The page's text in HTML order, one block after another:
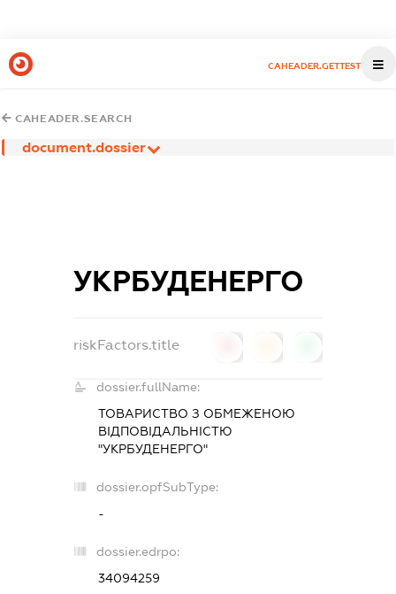
CAHEADER.GETTEST
CAHEADER.SEARCH
document.dossier
УКРБУДЕНЕРГО
riskFactors.title
dossier.fullName:
ТОВАРИСТВО З ОБМЕЖЕНОЮ
ВІДПОВІДАЛЬНІСТЮ
"УКРБУДЕНЕРГО"
dossier.opfSubType:
-
dossier.edrpo:
34094259